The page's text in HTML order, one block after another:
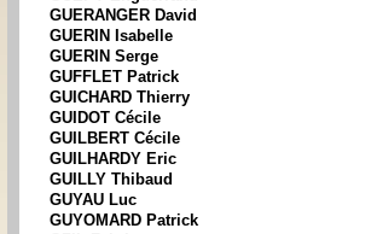
GUERANGER David
GUERIN Isabelle
GUERIN Serge
GUFFLET Patrick
GUICHARD Thierry
GUIDOT Cécile
GUILBERT Cécile
GUILHARDY Eric
GUILLY Thibaud
GUYAU Luc
GUYOMARD Patrick